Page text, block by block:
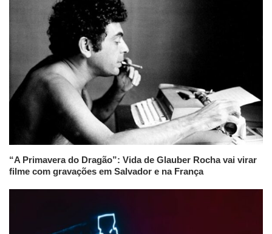
“A Primavera do Dragão”: Vida de Glauber Rocha vai virar
filme com gravações em Salvador e na França